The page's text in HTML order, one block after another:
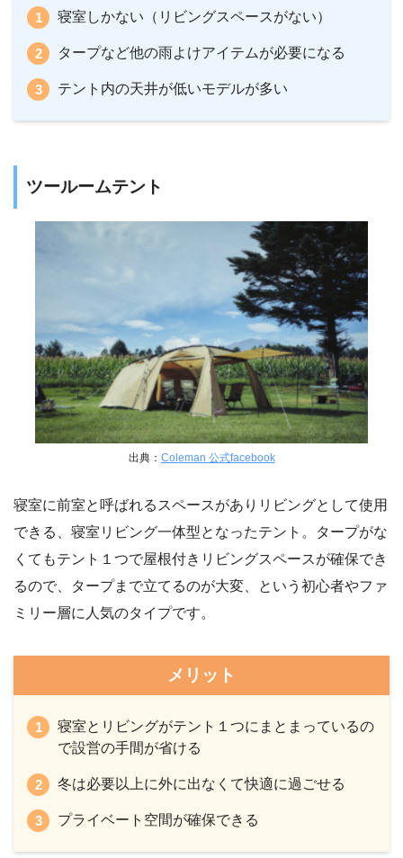
寝室しかない（リビングスペースがない）
タープなど他の雨よけアイテムが必要になる
テント内の天井が低いモデルが多い
ツールームテント
出典： Coleman 公式facebook
寝室に前室と呼ばれるスペースがありリビングとして使用
できる、寝室リビング一体型となったテント。タープがな
くてもテント１つで屋根付きリビングスペースが確保でき
るので、タープまで立てるのが大変、という初心者やファ
ミリー層に人気のタイプです。
メリット
寝室とリビングがテント１つにまとまっているの
で設営の手間が省ける
冬は必要以上に外に出なくて快適に過ごせる
プライベート空間が確保できる